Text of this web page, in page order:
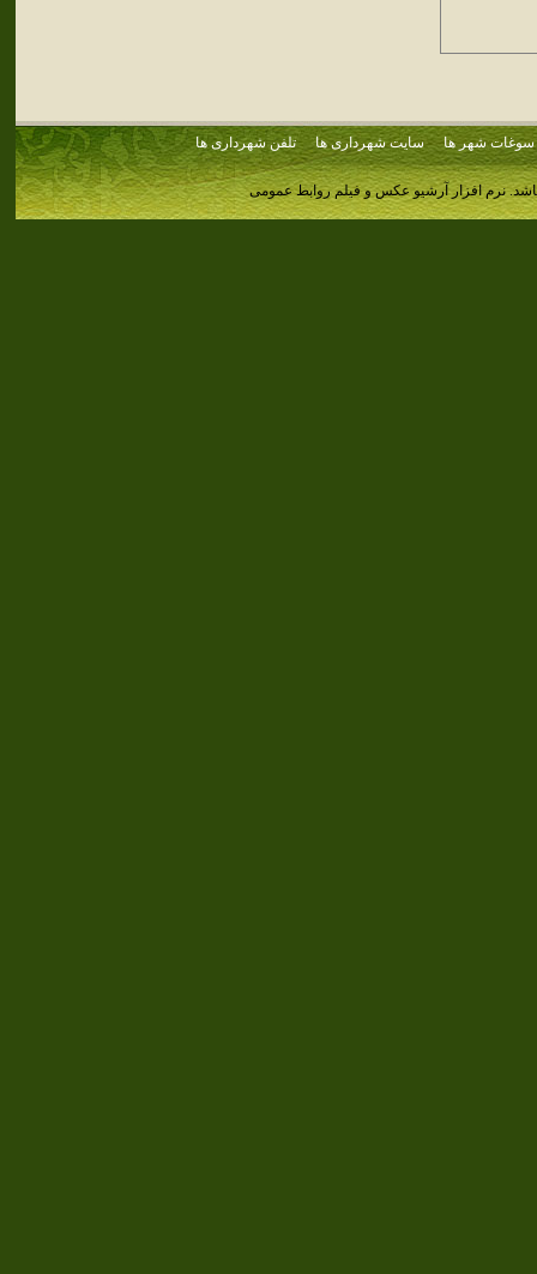
سوغات شهر ها سایت شهرداری ها تلفن شهرداری ها
نرم افزار آرشیو عکس و فیلم روابط عمومی